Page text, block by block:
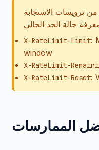
ترويسات الاستجابة
X-RateLimit-Limit:
window
X-RateLimit-
X-RateLimit-Reset:
الممارسات